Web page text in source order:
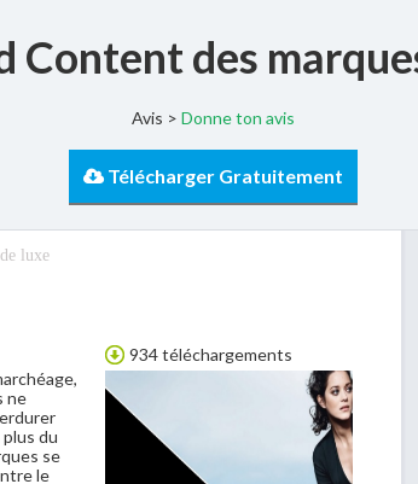
Content des
Avis > Donne ton avis
Télécharger Gratuitement
luxe
934 téléchargements
ne
du
se
le